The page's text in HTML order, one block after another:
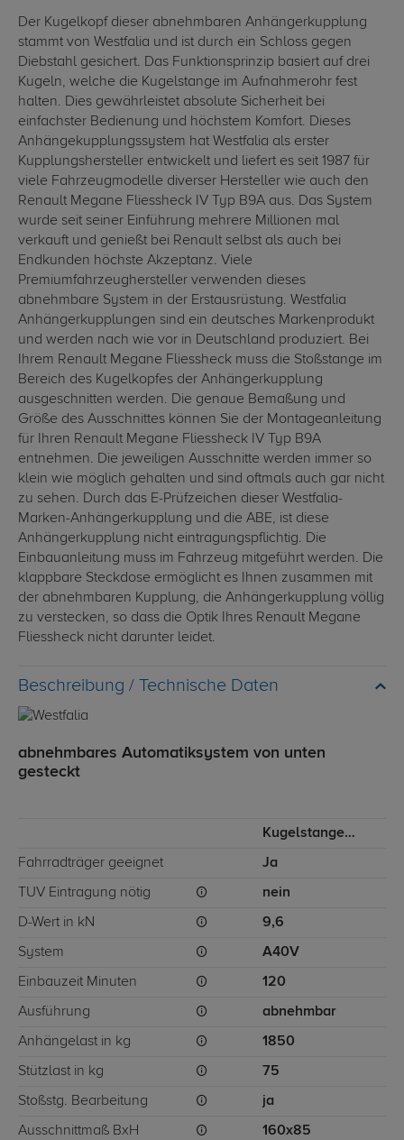
Der Kugelkopf dieser abnehmbaren Anhängerkupplung
stammt von Westfalia und ist durch ein Schloss gegen
Diebstahl gesichert. Das Funktionsprinzip basiert auf drei
Kugeln, welche die Kugelstange im Aufnahmerohr fest
halten. Dies gewährleistet absolute Sicherheit bei
einfachster Bedienung und höchstem Komfort. Dieses
Anhängekupplungssystem hat Westfalia als erster
Kupplungshersteller entwickelt und liefert es seit 1987 für
viele Fahrzeugmodelle diverser Hersteller wie auch den
Renault Megane Fliessheck IV Typ B9A aus. Das System
wurde seit seiner Einführung mehrere Millionen mal
verkauft und genießt bei Renault selbst als auch bei
Endkunden höchste Akzeptanz. Viele
Premiumfahrzeughersteller verwenden dieses
abnehmbare System in der Erstausrüstung. Westfalia
Anhängerkupplungen sind ein deutsches Markenprodukt
und werden nach wie vor in Deutschland produziert. Bei
Ihrem Renault Megane Fliessheck muss die Stoßstange im
Bereich des Kugelkopfes der Anhängerkupplung
ausgeschnitten werden. Die genaue Bemaßung und
Größe des Ausschnittes können Sie der Montageanleitung
für Ihren Renault Megane Fliessheck IV Typ B9A
entnehmen. Die jeweiligen Ausschnitte werden immer so
klein wie möglich gehalten und sind oftmals auch gar nicht
zu sehen. Durch das E-Prüfzeichen dieser Westfalia-
Marken-Anhängerkupplung und die ABE, ist diese
Anhängerkupplung nicht eintragungspflichtig. Die
Einbauanleitung muss im Fahrzeug mitgeführt werden. Die
klappbare Steckdose ermöglicht es Ihnen zusammen mit
der abnehmbaren Kupplung, die Anhängerkupplung völlig
zu verstecken, so dass die Optik Ihres Renault Megane
Fliessheck nicht darunter leidet.
Technische Daten
abnehmbares Automatiksystem von unten
gesteckt
Kugelstange von unten gesteckt
Fahrradträger geeignet Ja
TÜV Eintragung nötig nein
D-Wert in kN 9,6
System A40V
Einbauzeit Minuten 120
Ausführung abnehmbar
Anhängelast in kg 1850
Stützlast in kg 75
Stoßstg. Bearbeitung ja
Ausschnittmaß BxH 160x85